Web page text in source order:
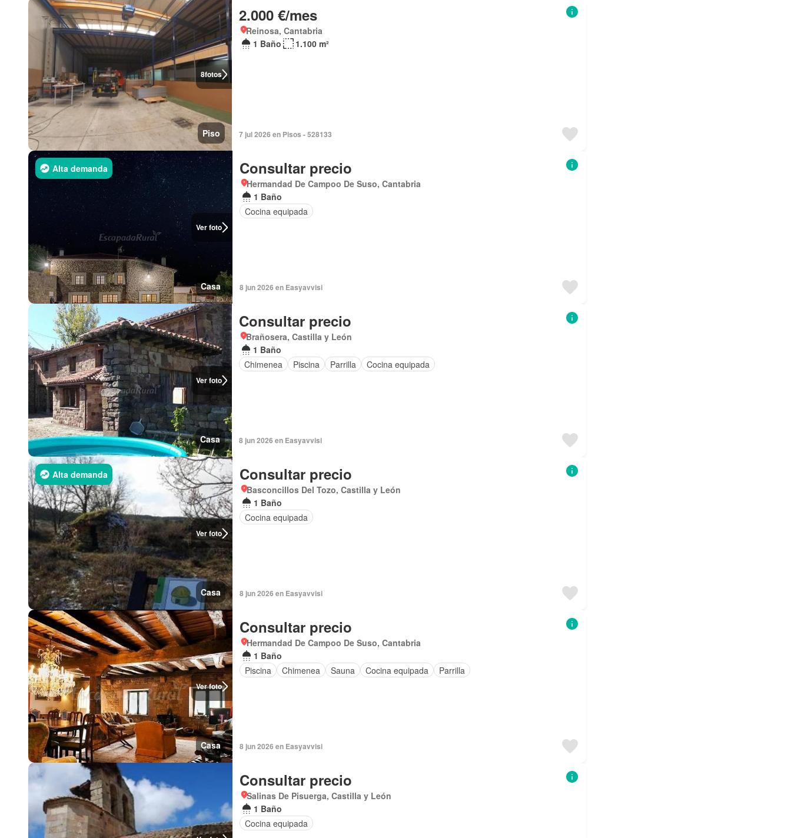
8fotos
Piso
2.000 €/mes
Reinosa, Cantabria
1 Baño
1.100 m²
7 jul 2026 en Pisos - 528133
Ver foto
Alta demanda
Casa
Consultar precio
Hermandad De Campoo De Suso, Cantabria
1 Baño
Cocina equipada
8 jun 2026 en Easyavvisi
Ver foto
Casa
Consultar precio
Brañosera, Castilla y León
1 Baño
Chimenea
Piscina Parrilla Cocina equipada
8 jun 2026 en Easyavvisi
Ver foto
Alta demanda
Casa
Consultar precio
Basconcillos Del Tozo, Castilla y León
1 Baño
Cocina equipada
8 jun 2026 en Easyavvisi
Ver foto
Casa
Consultar precio
Hermandad De Campoo De Suso, Cantabria
1 Baño
Piscina
Chimenea Sauna Cocina equipada Parrilla
8 jun 2026 en Easyavvisi
Consultar precio
Salinas De Pisuerga, Castilla y León
1 Baño
Cocina equipada